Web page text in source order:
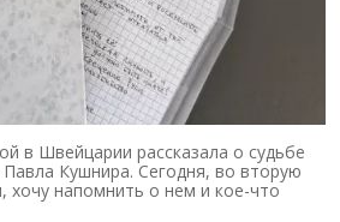
в Швейцарии рассказала о судьбе
Павла Кушнира. Сегодня, во вторую
хочу напомнить о нем и кое-что